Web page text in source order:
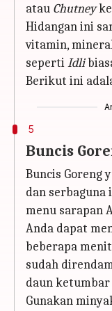
atau Chutney
Hidangan ini
vitamin,
sepertiIdli
Berikut ini
5
Buncis
Buncis Goreng
dan
menu sarapan
Anda dapat
beberapa
sudah
daun ketumbar
Gunakan